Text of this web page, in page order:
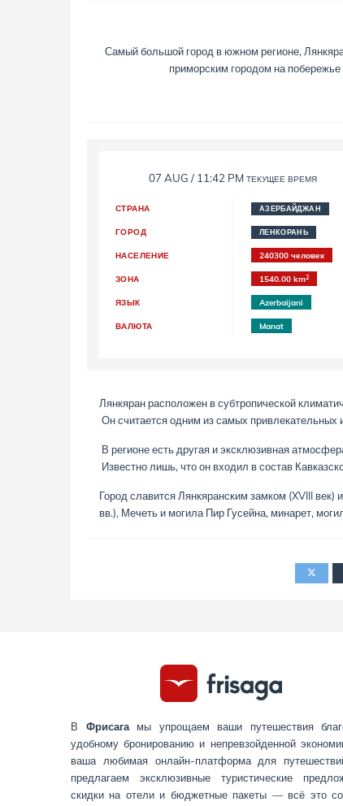
Самый большой город в южном регионе,
приморским городом на
07 AUG / 11:42 PM ТЕКУЩЕЕ ВРЕМЯ
СТРАНА АЗЕРБАЙДЖАН
ГОРОД ЛЕНКОРАНЬ
НАСЕЛЕНИЕ 240300 человек
ЗОНА 1540.00 km2
ЯЗЫК Azerbaijani
ВАЛЮТА Manat
Лянкяран расположен в субтропической
Он считается одним из самых
В регионе есть другая и эксклюзивная
Известно лишь, что он входил в состав
Город славится Лянкяранским замком (XVIII
вв.), Мечеть и могила Пир Гусейна, минарет,
В Фрисагамы упрощаем ваши путешествия
удобному бронированию и непревзойденной
ваша любимая онлайн-платформа для
предлагаем эксклюзивные туристические
скидки на отели и бюджетные пакеты — всё это